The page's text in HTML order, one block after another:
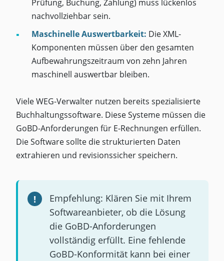
Prüfung, Buchung, Zahlung) muss lückenlos
nachvollziehbar sein.
Maschinelle Auswertbarkeit: Die XML-
Komponenten müssen über den gesamten
Aufbewahrungszeitraum von zehn Jahren
maschinell auswertbar bleiben.
Viele WEG-Verwalter nutzen bereits spezialisierte
Buchhaltungssoftware. Diese Systeme müssen die
GoBD-Anforderungen für E-Rechnungen erfüllen.
Die Software sollte die strukturierten Daten
extrahieren und revisionssicher speichern.
Empfehlung: Klären Sie mit Ihrem
Softwareanbieter, ob die Lösung
die GoBD-Anforderungen
vollständig erfüllt. Eine fehlende
GoBD-Konformität kann bei einer